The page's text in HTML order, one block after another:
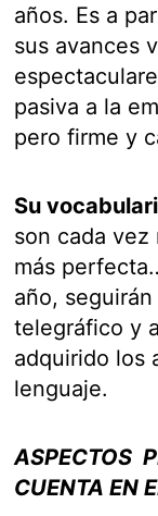
años. Es a
sus avances
pasiva a la
pero firme y
Su
son cada vez
más
año,
telegráfico y
adquirido los
lenguaje.
ASPECTOS
CUENTA EN